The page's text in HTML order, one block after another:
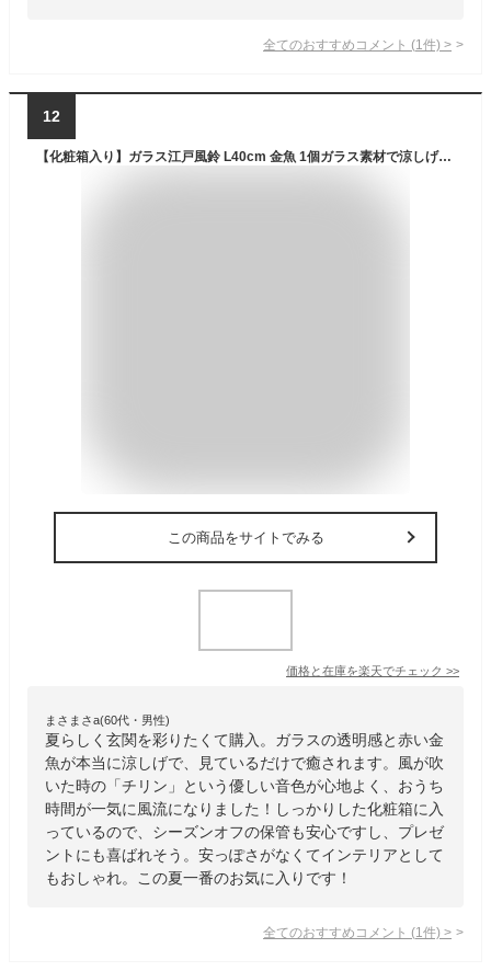
全てのおすすめコメント (1 件) >
12
【化粧箱入り】ガラス江戸風鈴 L40cm 金魚 1個ガラス素材で涼しげな夏を演出してくれる風鈴。風鈴 ガラス 短冊 和風 夏 インテリア ギフト かわいい おしゃれ 玄関
この商品をサイトでみる
価格と在庫を楽天でチェック >>
まさまさa(60代・男性)
夏らしく玄関を彩りたくて購入。ガラスの透明感と赤い金
魚が本当に涼しげで、見ているだけで癒されます。風が吹
いた時の「チリン」という優しい音色が心地よく、おうち
時間が一気に風流になりました！しっかりした化粧箱に入
っているので、シーズンオフの保管も安心ですし、プレゼ
ントにも喜ばれそう。安っぽさがなくてインテリアとして
もおしゃれ。この夏一番のお気に入りです！
全てのおすすめコメント (1 件) >